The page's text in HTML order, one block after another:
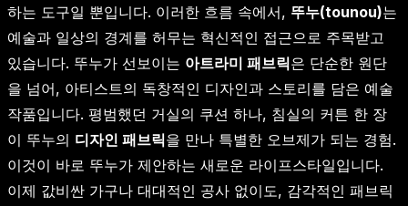
하는 도구일 뿐입니다. 이러한 흐름 속에서, 뚜누(tounou)는
예술과 일상의 경계를 허무는 혁신적인 접근으로 주목받고
있습니다. 뚜누가 선보이는 아트라미 패브릭은 단순한 원단
을 넘어, 아티스트의 독창적인 디자인과 스토리를 담은 예술
작품입니다. 평범했던 거실의 쿠션 하나, 침실의 커튼 한 장
이 뚜누의 디자인 패브릭을 만나 특별한 오브제가 되는 경험.
이것이 바로 뚜누가 제안하는 새로운 라이프스타일입니다.
이제 값비싼 가구나 대대적인 공사 없이도, 감각적인 패브릭